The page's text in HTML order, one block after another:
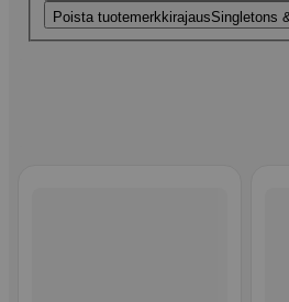
Poista tuotemerkkirajausSingletons